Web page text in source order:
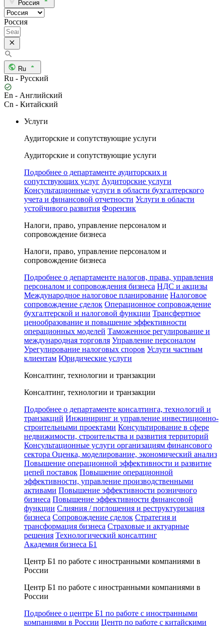
Россия
Россия
Ru
Ru - Русский
En - Английский
Cn - Китайский
Услуги
Аудиторские и сопутствующие услуги
Аудиторские и сопутствующие услуги
Подробнее о департаменте аудиторских и
сопутствующих услуг Аудиторские услуги
Консультационные услуги в области бухгалтерского
учета и финансовой отчетности Услуги в области
устойчивого развития Форензик
Налоги, право, управление персоналом и
сопровождение бизнеса
Налоги, право, управление персоналом и
сопровождение бизнеса
Подробнее о департаменте налогов, права, управления
персоналом и сопровождения бизнеса НДС и акцизы
Международное налоговое планирование Налоговое
сопровождение сделок Операционное сопровождение
бухгалтерской и налоговой функции Трансфертное
ценообразование и повышение эффективности
операционных моделей Таможенное регулирование и
международная торговля Управление персоналом
Урегулирование налоговых споров Услуги частным
клиентам Юридические услуги
Консалтинг, технологии и транзакции
Консалтинг, технологии и транзакции
Подробнее о департаменте консалтинга, технологий и
транзакций Инжиниринг и управление инвестиционно-
строительными проектами Консультирование в сфере
недвижимости, строительства и развития территорий
Консультационные услуги организациям финансового
сектора Оценка, моделирование, экономический анализ
Повышение операционной эффективности и развитие
цепей поставок Повышение операционной
эффективности, управление производственными
активами Повышение эффективности розничного
бизнеса Повышение эффективности финансовой
функции Слияния / поглощения и реструктуризация
бизнеса Сопровождение сделок Стратегия и
трансформация бизнеса Страховые и актуарные
решения Технологический консалтинг
Академия бизнеса Б1
Центр Б1 по работе с иностранными компаниями в
России
Центр Б1 по работе с иностранными компаниями в
России
Подробнее о центре Б1 по работе с иностранными
компаниями в России Центр по работе с китайскими